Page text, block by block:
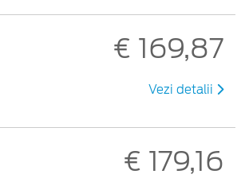
€ 169,87
Vezi detalii
€ 179,16